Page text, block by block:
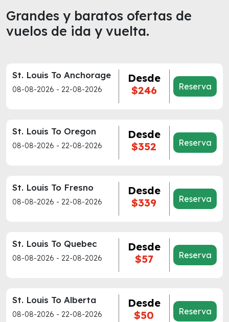
Grandes y baratos ofertas de
vuelos de ida y vuelta.
St. Louis To Anchorage
08-08-2026 - 22-08-2026
Desde
$246
Reserva
St. Louis To Oregon
08-08-2026 - 22-08-2026
Desde
$352
Reserva
St. Louis To Fresno
08-08-2026 - 22-08-2026
Desde
$339
Reserva
St. Louis To Quebec
08-08-2026 - 22-08-2026
Desde
$57
Reserva
St. Louis To Alberta
08-08-2026 - 22-08-2026
Desde
$50
Reserva